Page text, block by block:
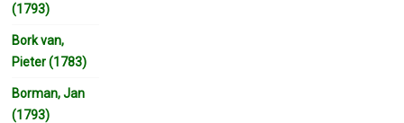
(1793)
Bork van,
Pieter (1783)
Borman, Jan
(1793)